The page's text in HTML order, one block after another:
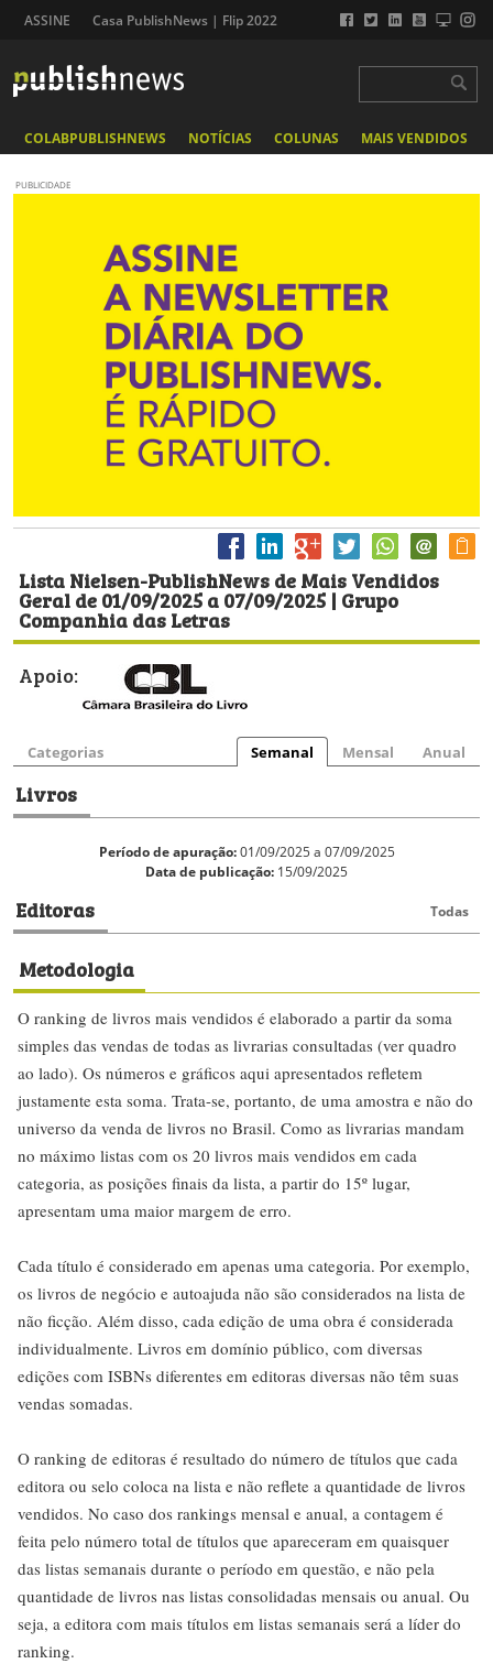
ASSINE Casa PublishNews | Flip 2022
COLABPUBLISHNEWS NOTÍCIAS COLUNAS MAIS VENDIDOS
PUBLICIDADE
Lista Nielsen-PublishNews de Mais Vendidos
Geral de 01/09/2025 a 07/09/2025 | Grupo
Companhia das Letras
Apoio:
Categorias Semanal Mensal Anual
Livros
Período de apuração:01/09/2025 a 07/09/2025
Data de publicação: 15/09/2025
Editoras Todas
Metodologia
O ranking de livros mais vendidos é elaborado a partir da soma
simples das vendas de todas as livrarias consultadas (ver quadro
ao lado). Os números e gráficos aqui apresentados refletem
justamente esta soma. Trata-se, portanto, de uma amostra e não do
universo da venda de livros no Brasil. Como as livrarias mandam
no máximo listas com os 20 livros mais vendidos em cada
categoria, as posições finais da lista, a partir do 15º lugar,
apresentam uma maior margem de erro.
Cada título é considerado em apenas uma categoria. Por exemplo,
os livros de negócio e autoajuda não são considerados na lista de
não ficção. Além disso, cada edição de uma obra é considerada
individualmente. Livros em domínio público, com diversas
edições com ISBNs diferentes em editoras diversas não têm suas
vendas somadas.
O ranking de editoras é resultado do número de títulos que cada
editora ou selo coloca na lista e não reflete a quantidade de livros
vendidos. No caso dos rankings mensal e anual, a contagem é
feita pelo número total de títulos que apareceram em quaisquer
das listas semanais durante o período em questão, e não pela
quantidade de livros nas listas consolidadas mensais ou anual. Ou
seja, a editora com mais títulos em listas semanais será a líder do
ranking.